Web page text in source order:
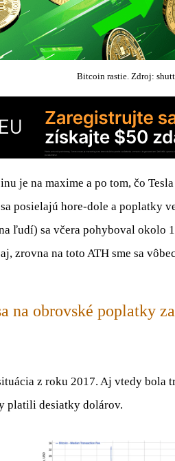
Bitcoin rastie. Zdroj:
je na maxime a po tom, čo
posielajú hore-dole a poplatky
ľudí) sa včera pohyboval okolo
zrovna na toto ATH sme sa
na obrovské poplatky
z roku 2017. Aj vtedy bola
platili desiatky dolárov.